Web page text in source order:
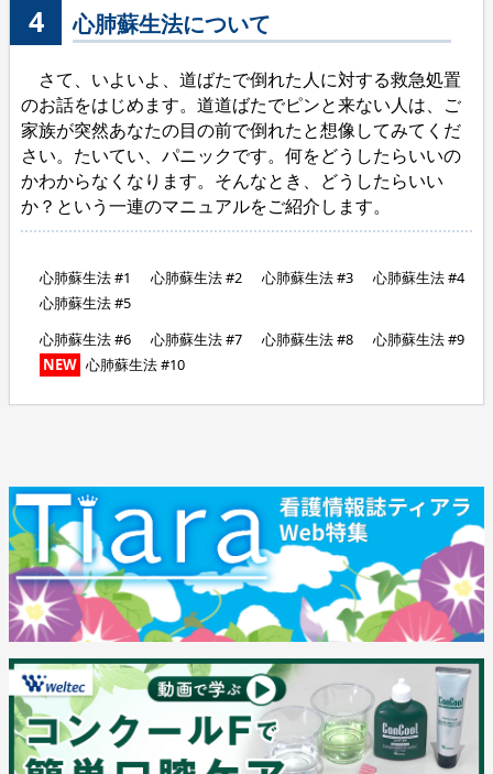
4 心肺蘇生法について
さて、いよいよ、道ばたで倒れた人に対する救急処置
のお話をはじめます。道道ばたでピンと来ない人は、ご
家族が突然あなたの目の前で倒れたと想像してみてくだ
さい。たいてい、パニックです。何をどうしたらいいの
かわからなくなります。そんなとき、どうしたらいい
か？という一連のマニュアルをご紹介します。
心肺蘇生法 #1 心肺蘇生法 #2 心肺蘇生法 #3
心肺蘇生法 #4
心肺蘇生法 #5
心肺蘇生法 #6
心肺蘇生法 #7 心肺蘇生法 #8
心肺蘇生法 #9
NEW 心肺蘇生法 #10